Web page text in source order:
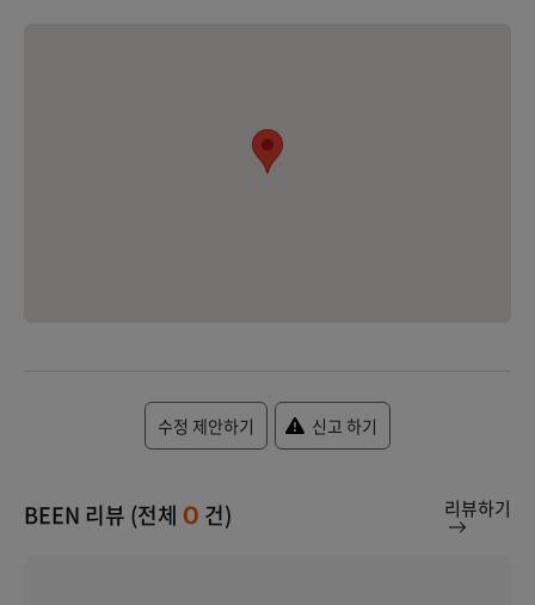
수정 제안하기 신고 하기
BEEN 리뷰 (전체 0 건) 리뷰하기